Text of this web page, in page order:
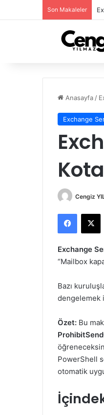
Son Makaleler
Anasayfa /
Exchange
Cengiz
X
Exchange
“Mailbox
Bazı
dengelemek
Özet: Bu
PowerShell
otomatik